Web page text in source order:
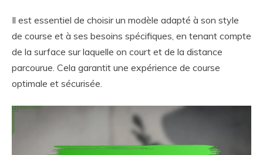
Il est essentiel de choisir un modèle adapté à son style
de course et à ses besoins spécifiques, en tenant compte
de la surface sur laquelle on court et de la distance
parcourue. Cela garantit une expérience de course
optimale et sécurisée.